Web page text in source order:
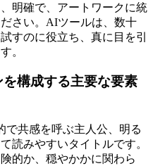
明確で、アートワークに統
さい。AIツールは、数十
すのに役立ち、真に目を引
。
構成する主要な要素
で共感を呼ぶ主人公、明る
読みやすいタイトルです。
的か、穏やかかに関わら